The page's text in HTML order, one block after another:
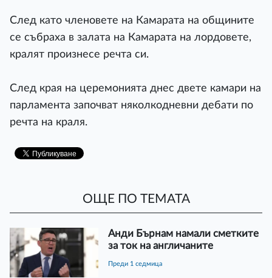
След като членовете на Камарата на общините
се събраха в залата на Камарата на лордовете,
кралят произнесе речта си.
След края на церемонията днес двете камари на
парламента започват няколкодневни дебати по
речта на краля.
ОЩЕ ПО ТЕМАТА
Анди Бърнам намали сметките
за ток на англичаните
преди 1 седмица